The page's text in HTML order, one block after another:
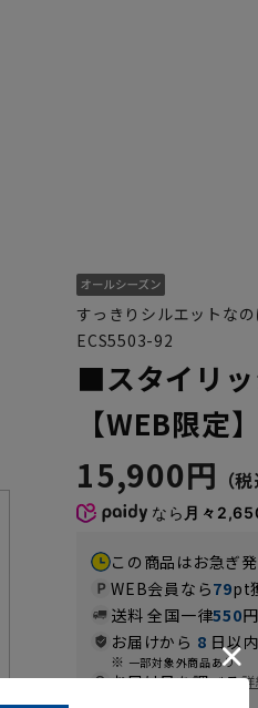
すっきりシルエットな
ECS5503-92
■スタイリッ
【WEB限定
15,900円
なら 月々
この商品はお急ぎ
WEB会員なら79pt
送料 全国一律550
お届けから 8 日以
一部対象外商品あり
お届け日を調べる詳